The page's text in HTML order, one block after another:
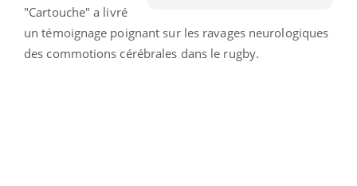
"Cartouche" a livré
un témoignage poignant sur les ravages neurologiques
des commotions cérébrales dans le rugby.